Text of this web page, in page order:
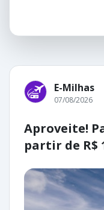
E-Milhas
07/08/2026
Aproveite!
partir de R$